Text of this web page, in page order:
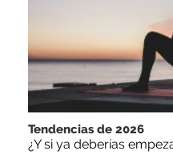
Tendencias de 2026
¿Y si ya deberías